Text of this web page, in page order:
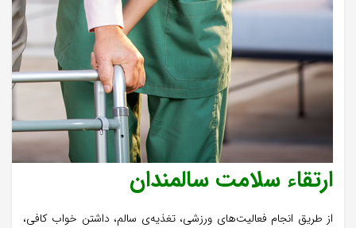
ارتقاء سلامت سالمندان
از طریق انجام فعالیت‌های ورزشی، تغذیه‌ی سالم، داشتن خواب کافی،